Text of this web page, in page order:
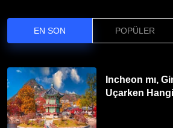
EN SON POPÜLER
Incheon mı,
Uçarken